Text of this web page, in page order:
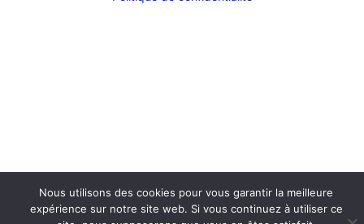
Nous utilisons des cookies pour vous garantir la meilleure
expérience sur notre site web. Si vous continuez à utiliser ce